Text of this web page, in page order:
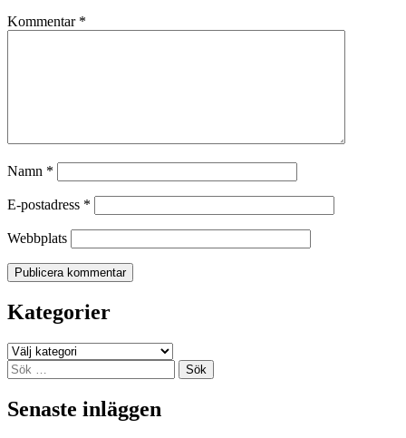
Kommentar *
Namn *
E-postadress *
Webbplats
Kategorier
Kategorier
Sök
efter:
Senaste inläggen